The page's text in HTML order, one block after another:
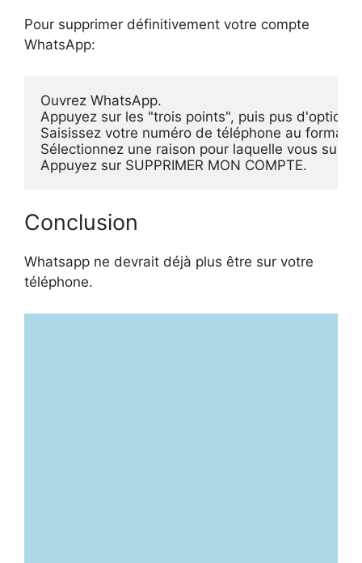
Pour supprimer définitivement votre compte
WhatsApp:
Ouvrez WhatsApp.
Appuyez sur les "trois points", puis pus
Saisissez votre numéro de téléphone au format
Sélectionnez une raison pour laquelle vous
Appuyez sur SUPPRIMER MON COMPTE.
Conclusion
Whatsapp ne devrait déjà plus être sur votre
téléphone.